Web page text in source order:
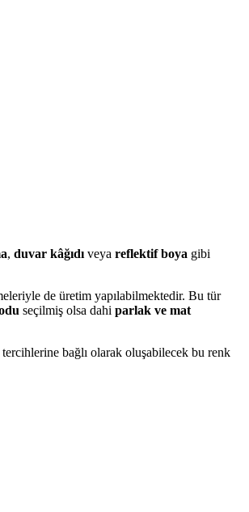
, duvar kâğıdı veya reflektif boya gibi
de üretim yapılabilmektedir. Bu tür
seçilmiş olsa dahi parlak ve mat
bağlı olarak oluşabilecek bu renk